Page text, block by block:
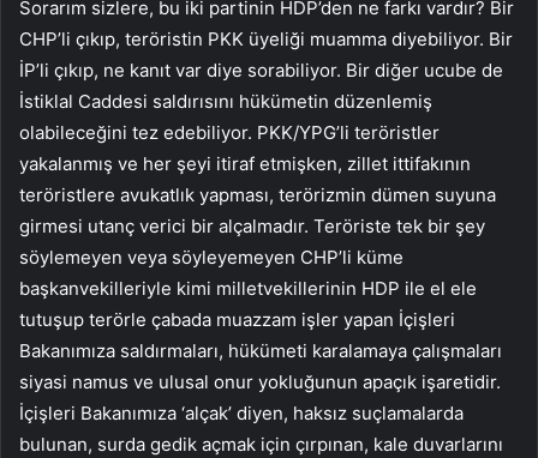
Sorarım sizlere, bu iki partinin HDP’den ne farkı vardır? Bir
CHP’li çıkıp, teröristin PKK üyeliği muamma diyebiliyor. Bir
İP’li çıkıp, ne kanıt var diye sorabiliyor. Bir diğer ucube de
İstiklal Caddesi saldırısını hükümetin düzenlemiş
olabileceğini tez edebiliyor. PKK/YPG’li teröristler
yakalanmış ve her şeyi itiraf etmişken, zillet ittifakının
teröristlere avukatlık yapması, terörizmin dümen suyuna
girmesi utanç verici bir alçalmadır. Teröriste tek bir şey
söylemeyen veya söyleyemeyen CHP’li küme
başkanvekilleriyle kimi milletvekillerinin HDP ile el ele
tutuşup terörle çabada muazzam işler yapan İçişleri
Bakanımıza saldırmaları, hükümeti karalamaya çalışmaları
siyasi namus ve ulusal onur yokluğunun apaçık işaretidir.
İçişleri Bakanımıza ‘alçak’ diyen, haksız suçlamalarda
bulunan, surda gedik açmak için çırpınan, kale duvarlarını